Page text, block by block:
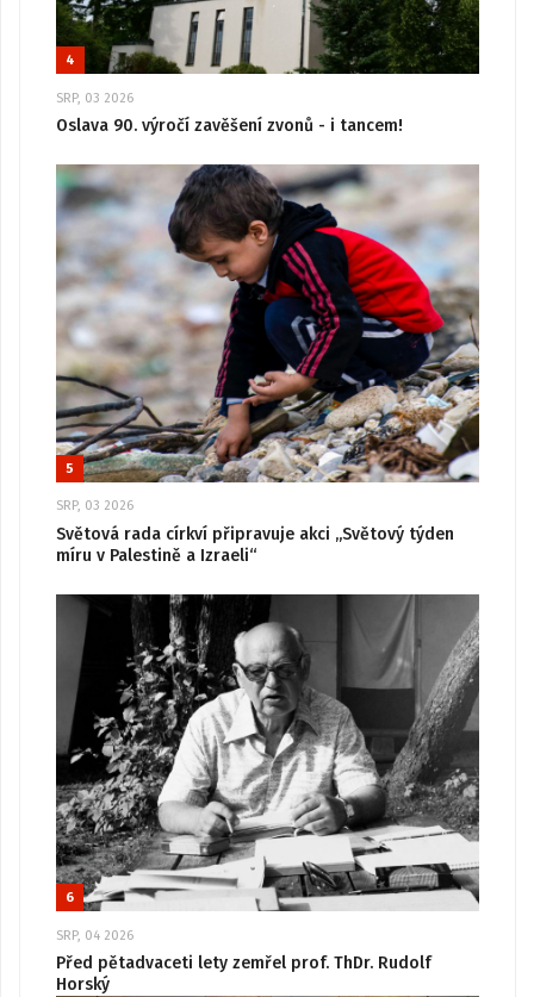
4
SRP, 03 2026
Oslava 90. výročí zavěšení zvonů - i tancem!
5
SRP, 03 2026
Světová rada církví připravuje akci „Světový týden
míru v Palestině a Izraeli“
6
SRP, 04 2026
Před pětadvaceti lety zemřel prof. ThDr. Rudolf
Horský